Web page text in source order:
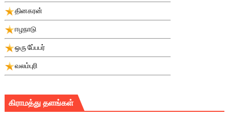
தினகரன்
ஈழநாடு
ஒரு பே்பபர்
வலம்புரி
கிராமத்து தளங்கள்